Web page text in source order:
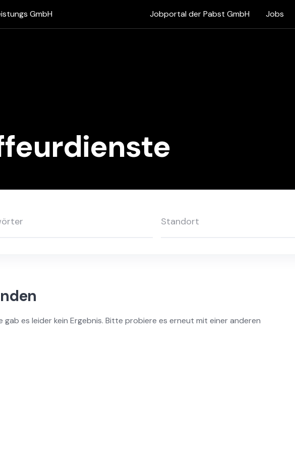
Jobportal der Pabst GmbH Jobs
gab es leider kein Ergebnis. Bitte probiere es erneut mit einer anderen